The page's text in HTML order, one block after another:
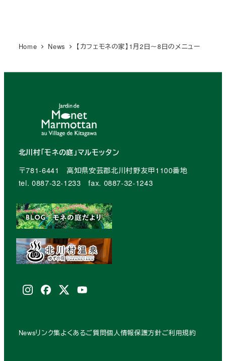
Home News 【カフェモネの家】1月2日～8日のメニュー
北川村「モネの庭」マルモッタン
〒781-6441 高知県安芸郡北川村野友甲1100番地
tel. 0887-32-1233 fax. 0887-32-1243
Instagramfacebook
X
(Twitter)
youtube
Newsリンク集よくあるご質問個人情報保護方針ご利用規約